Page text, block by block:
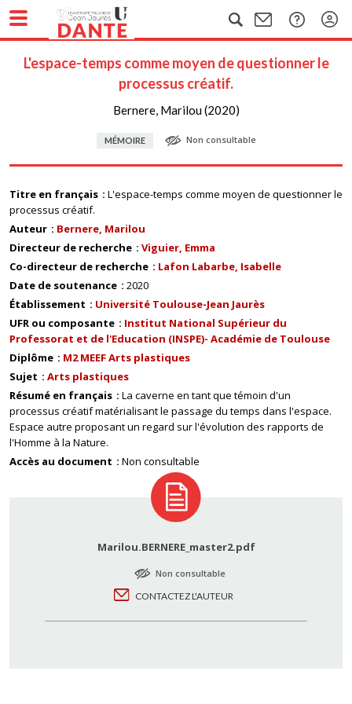
L'espace-temps comme moyen de questionner le
processus créatif.
Bernere, Marilou (2020)
MÉMOIRE Non consultable
Titre en français
L'espace-temps comme moyen de questionner le
processus créatif.
Auteur
Bernere, Marilou
Directeur de recherche
Viguier, Emma
Co-directeur de recherche
Lafon Labarbe, Isabelle
Date de soutenance
2020
Établissement
Université Toulouse-Jean Jaurès
UFR ou composante
Institut National Supérieur du
Professorat et de l'Education (INSPE)- Académie de Toulouse
Diplôme
M2 MEEF Arts plastiques
Sujet
Arts plastiques
Résumé en français
La caverne en tant que témoin d'un
processus créatif matérialisant le passage du temps dans l'espace.
Espace autre proposant un regard sur l'évolution des rapports de
l'Homme à la Nature.
Accès au document
Non consultable
Marilou.BERNERE_master2.pdf
Non consultable
CONTACTEZ L'AUTEUR